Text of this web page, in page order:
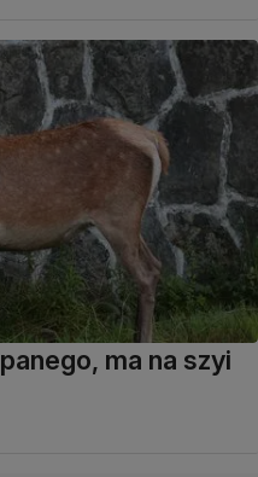
ma na szyi